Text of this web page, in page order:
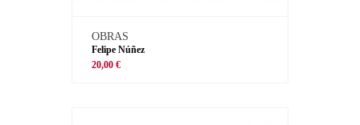
OBRAS
Felipe Núñez
20,00 €